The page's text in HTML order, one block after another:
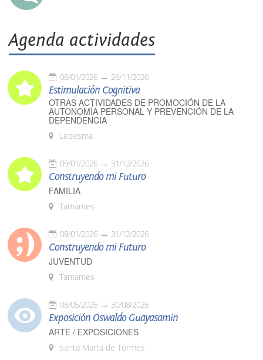
Agenda actividades
08/01/2026 26/11/2026
Estimulación Cognitiva
OTRAS ACTIVIDADES DE PROMOCIÓN DE LA
AUTONOMÍA PERSONAL Y PREVENCIÓN DE LA
DEPENDENCIA
Ledesma
09/01/2026 31/12/2026
Construyendo mi Futuro
FAMILIA
Tamames
09/01/2026 31/12/2026
Construyendo mi Futuro
JUVENTUD
Tamames
08/05/2026 30/08/2026
Exposición Oswaldo Guayasamín
ARTE / EXPOSICIONES
Santa Marta de Tormes